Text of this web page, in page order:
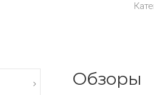
Обзоры